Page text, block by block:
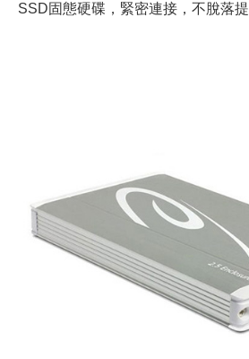
SSD固態硬碟，緊密連接，不脫落提